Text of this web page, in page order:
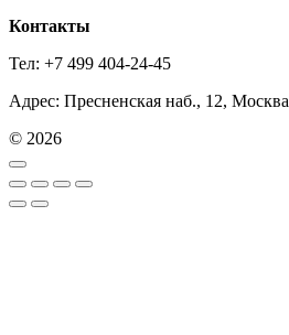
Контакты
Тел: +7 499 404-24-45
Адрес: Пресненская наб., 12, Москва
© 2026